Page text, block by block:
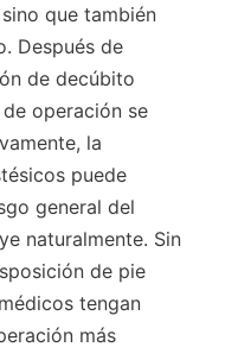
que también
Después de
de decúbito
operación se
la
puede
general del
naturalmente. Sin
de pie
tengan
más